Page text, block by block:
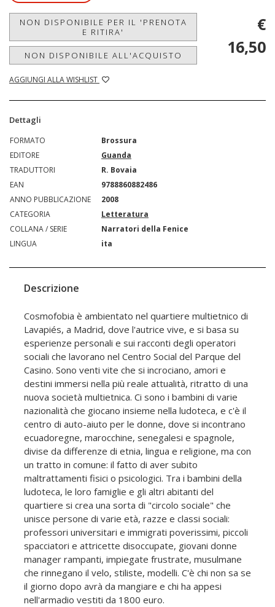
NON DISPONIBILE PER IL 'PRENOTA
E RITIRA'
NON DISPONIBILE ALL'ACQUISTO
AGGIUNGI ALLA WISHLIST
€
16,50
Dettagli
FORMATO
Brossura
EDITORE
Guanda
TRADUTTORI
R. Bovaia
EAN
9788860882486
ANNO PUBBLICAZIONE
2008
CATEGORIA
Letteratura
COLLANA / SERIE
Narratori della Fenice
LINGUA
ita
Descrizione
Cosmofobia è ambientato nel quartiere multietnico di
Lavapiés, a Madrid, dove l'autrice vive, e si basa su
esperienze personali e sui racconti degli operatori
sociali che lavorano nel Centro Social del Parque del
Casino. Sono venti vite che si incrociano, amori e
destini immersi nella più reale attualità, ritratto di una
nuova società multietnica. Ci sono i bambini di varie
nazionalità che giocano insieme nella ludoteca, e c'è il
centro di auto-aiuto per le donne, dove si incontrano
ecuadoregne, marocchine, senegalesi e spagnole,
divise da differenze di etnia, lingua e religione, ma con
un tratto in comune: il fatto di aver subito
maltrattamenti fisici o psicologici. Tra i bambini della
ludoteca, le loro famiglie e gli altri abitanti del
quartiere si crea una sorta di "circolo sociale" che
unisce persone di varie età, razze e classi sociali:
professori universitari e immigrati poverissimi, piccoli
spacciatori e attricette disoccupate, giovani donne
manager rampanti, impiegate frustrate, musulmane
che rinnegano il velo, stiliste, modelli. C'è chi non sa se
il giorno dopo avrà da mangiare e chi ha appesi
nell'armadio vestiti da 1800 euro.